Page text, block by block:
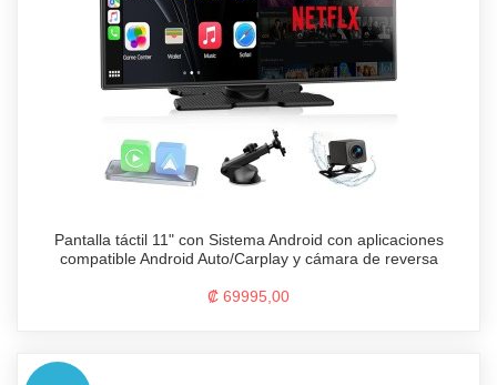
Pantalla táctil 11" con Sistema Android con aplicaciones
compatible Android Auto/Carplay y cámara de reversa
₡ 69995,00